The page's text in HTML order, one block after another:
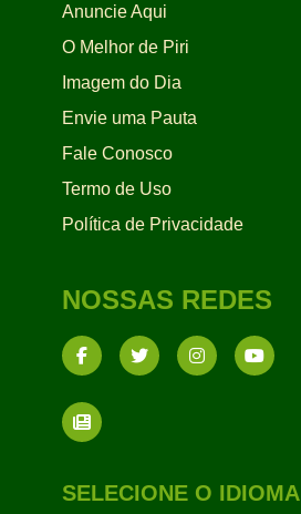
Anuncie Aqui
O Melhor de Piri
Imagem do Dia
Envie uma Pauta
Fale Conosco
Termo de Uso
Política de Privacidade
NOSSAS REDES
SELECIONE O IDIOMA